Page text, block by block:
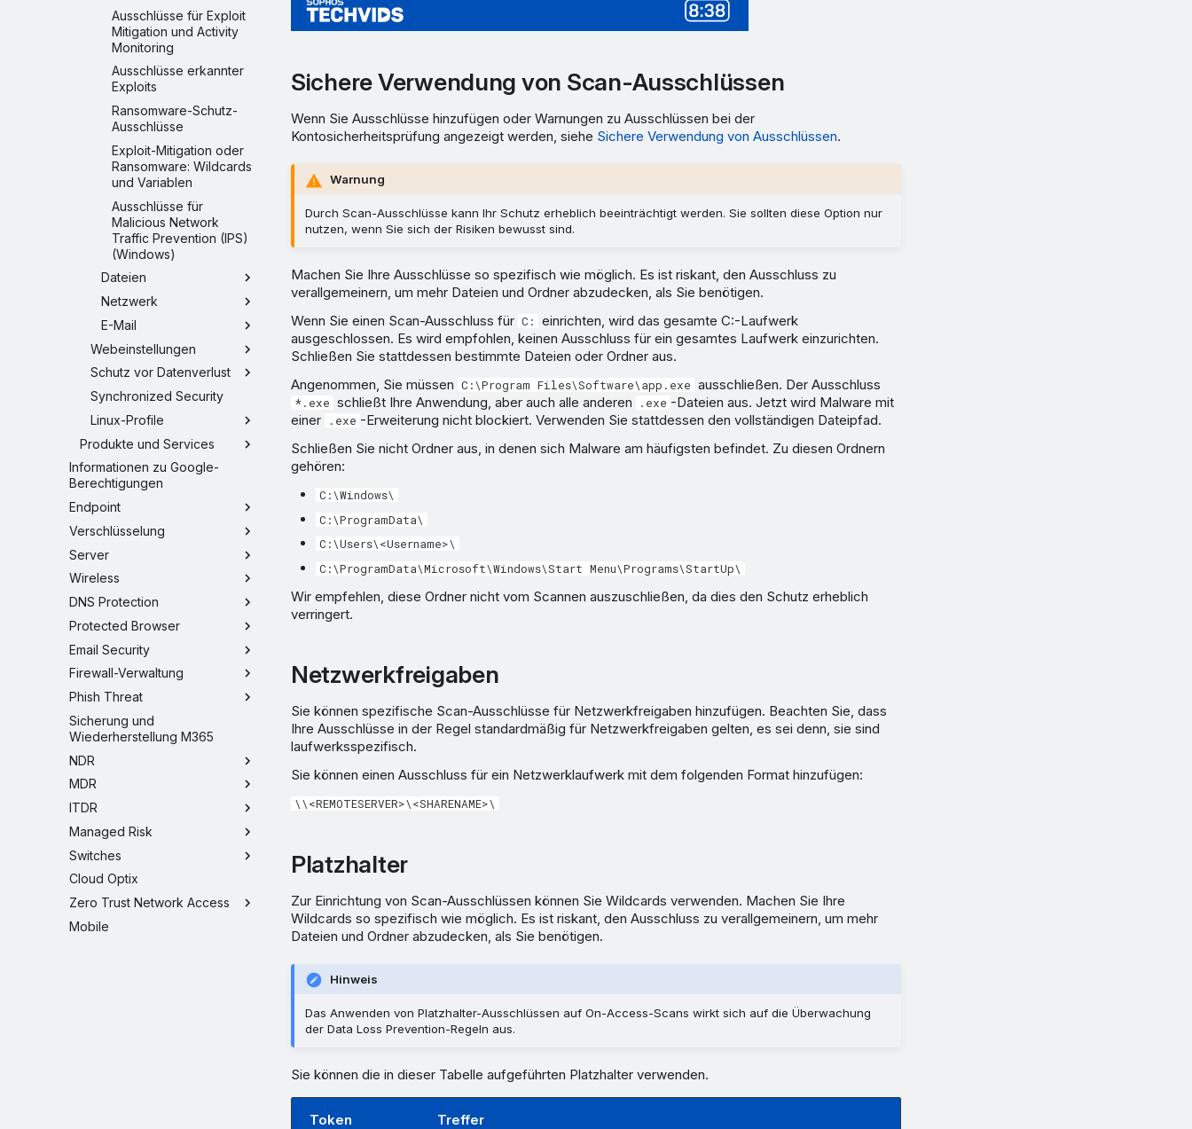
Ausschlüsse für Exploit
Mitigation und Activity
Monitoring
Ausschlüsse erkannter
Exploits
Ransomware-Schutz-
Ausschlüsse
Exploit-Mitigation oder
Ransomware: Wildcards
und Variablen
Ausschlüsse für
Malicious Network
Traffic Prevention (IPS)
(Windows)
Dateien
Netzwerk
E-Mail
Webeinstellungen
Schutz vor Datenverlust
Synchronized Security
Linux-Profile
Produkte und Services
Informationen zu Google-
Berechtigungen
Endpoint
Verschlüsselung
Server
Wireless
DNS Protection
Protected Browser
Email Security
Firewall-Verwaltung
Phish Threat
Sicherung und
Wiederherstellung M365
NDR
MDR
ITDR
Managed Risk
Switches
Cloud Optix
Zero Trust Network Access
Mobile
Sichere Verwendung von Scan-Ausschlüssen
Wenn Sie Ausschlüsse hinzufügen oder Warnungen zu Ausschlüssen bei der
Kontosicherheitsprüfung angezeigt werden, siehe Sichere Verwendung von Ausschlüssen.
Warnung
Durch Scan-Ausschlüsse kann Ihr Schutz erheblich beeinträchtigt werden. Sie sollten diese Option nur
nutzen, wenn Sie sich der Risiken bewusst sind.
Machen Sie Ihre Ausschlüsse so spezifisch wie möglich. Es ist riskant, den Ausschluss zu
verallgemeinern, um mehr Dateien und Ordner abzudecken, als Sie benötigen.
Wenn Sie einen Scan-Ausschluss für C:
einrichten, wird das gesamte C:-Laufwerk
ausgeschlossen. Es wird empfohlen, keinen Ausschluss für ein gesamtes Laufwerk einzurichten.
Schließen Sie stattdessen bestimmte Dateien oder Ordner aus.
Angenommen, Sie müssen C:\Program Files\Software\app.exe ausschließen. Der Ausschluss
*.exe schließt Ihre Anwendung, aber auch alle anderen .exe -Dateien aus. Jetzt wird Malware mit
einer
.exe -Erweiterung nicht blockiert. Verwenden Sie stattdessen den vollständigen Dateipfad.
Schließen Sie nicht Ordner aus, in denen sich Malware am häufigsten befindet. Zu diesen Ordnern
gehören:
C:\Windows\
C:\ProgramData\
C:\Users\<Username>\
C:\ProgramData\Microsoft\Windows\Start Menu\Programs\StartUp\
Wir empfehlen, diese Ordner nicht vom Scannen auszuschließen, da dies den Schutz erheblich
verringert.
Netzwerkfreigaben
Sie können spezifische Scan-Ausschlüsse für Netzwerkfreigaben hinzufügen. Beachten Sie, dass
Ihre Ausschlüsse in der Regel standardmäßig für Netzwerkfreigaben gelten, es sei denn, sie sind
laufwerksspezifisch.
Sie können einen Ausschluss für ein Netzwerklaufwerk mit dem folgenden Format hinzufügen:
\\<REMOTESERVER>\<SHARENAME>\
Platzhalter
Zur Einrichtung von Scan-Ausschlüssen können Sie Wildcards verwenden. Machen Sie Ihre
Wildcards so spezifisch wie möglich. Es ist riskant, den Ausschluss zu verallgemeinern, um mehr
Dateien und Ordner abzudecken, als Sie benötigen.
Hinweis
Das Anwenden von Platzhalter-Ausschlüssen auf On-Access-Scans wirkt sich auf die Überwachung
der Data Loss Prevention-Regeln aus.
Sie können die in dieser Tabelle aufgeführten Platzhalter verwenden.
Token Treffer